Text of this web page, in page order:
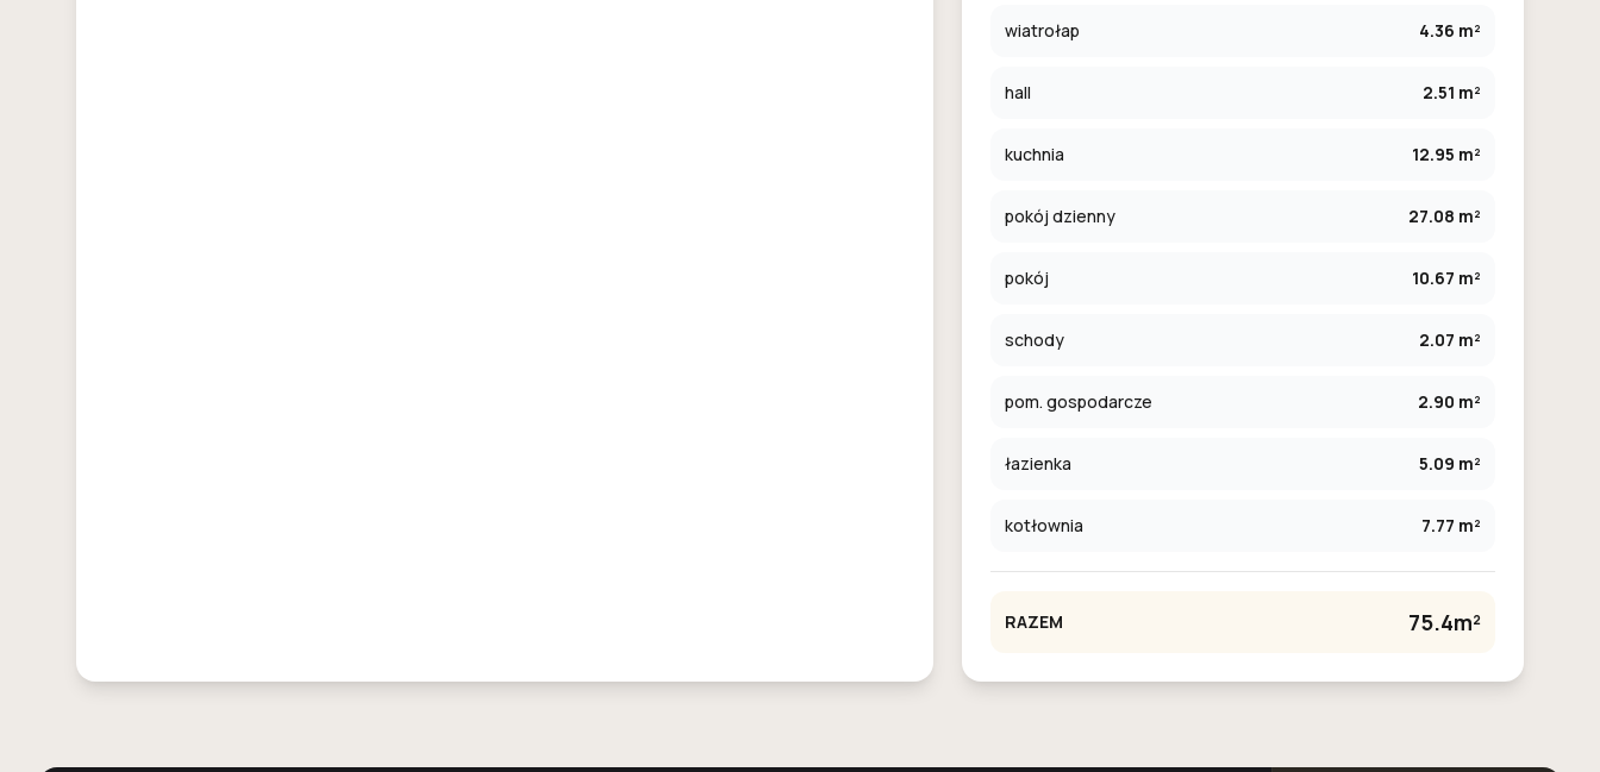
wiatrołap 4.36 m²
hall 2.51 m²
kuchnia 12.95 m²
pokój dzienny 27.08 m²
pokój 10.67 m²
schody 2.07 m²
pom. gospodarcze 2.90 m²
łazienka 5.09 m²
kotłownia 7.77 m²
RAZEM 75.4m²